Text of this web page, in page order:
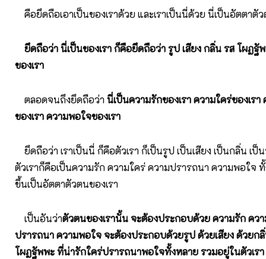
คือยึดถือเอาเป็นของเราด้วย และเราเป็นนี่ด้วย นี่เป็นอัตตาตั
ยึดถือว่า นี่เป็นของเรา ก็คือยึดถือว่า รูป เสียง กลิ่น รส โผฏฐั
ของเรา
ตลอดจนถึงยึดถือว่านี่เป็นความรักของเรา ความใคร่ของเร
ของเรา ความพอใจของเรา
ยึดถือว่า เราเป็นนี่ ก็คือตัวเรา ก็เป็นรูป เป็นเสียง เป็นกลิ่น เป็
ตัวเราก็คือเป็นความรัก ความใคร่ ความปรารถนา ความพอใจ
ขึ้นเป็นอัตตาตัวตนของเรา
เป็นอันว่าตัวตนของเรานั้น จะต้องประกอบด้วย ความรัก คว
ปรารถนา ความพอใจ จะต้องประกอบด้วยรูป ด้วยเสียง ด้วยก
โผฏฐัพพะ ที่น่ารักใคร่ปรารถนาพอใจทั้งหลาย รวมอยู่ในตัวเรา